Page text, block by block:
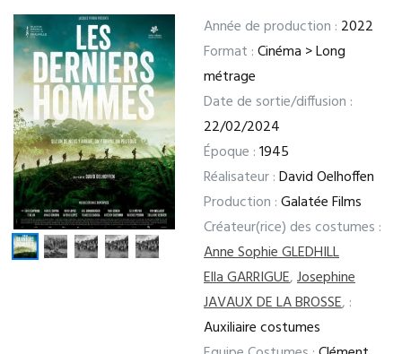
Année de production : 2022
Format :Cinéma > Long
métrage
Date de sortie/diffusion :
22/02/2024
Époque :1945
Réalisateur :David Oelhoffen
Production :Galatée Films
Créateur(rice) des costumes :
Anne Sophie GLEDHILL
Ella GARRIGUE,Josephine
JAVAUX DE LA BROSSE, :
Auxiliaire costumes